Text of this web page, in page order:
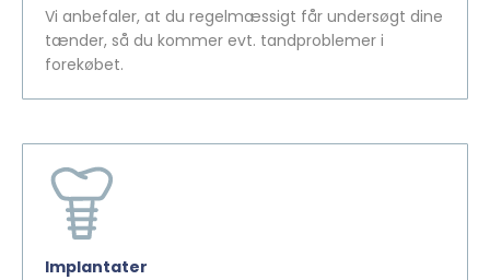
Vi anbefaler, at du regelmæssigt får undersøgt dine
tænder, så du kommer evt. tandproblemer i
forekøbet.
Implantater